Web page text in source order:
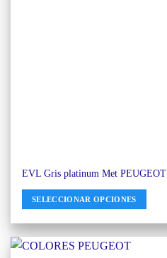
EVL Gris platinum Met PEUGEOT
SELECCIONAR OPCIONES